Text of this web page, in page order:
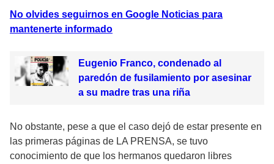
No olvides seguirnos en Google Noticias para
mantenerte informado
Eugenio Franco, condenado al
paredón de fusilamiento por asesinar
a su madre tras una riña
No obstante, pese a que el caso dejó de estar presente en
las primeras páginas de LA PRENSA, se tuvo
conocimiento de que los hermanos quedaron libres